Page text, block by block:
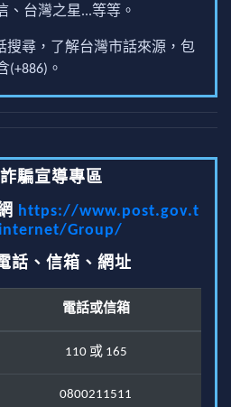
、台灣之星...等等。
搜尋，了解台灣市話來源，包
(+886)。
騙宣導專區
https://www.post.gov.t
Group/
話、信箱、網址
電話或信箱
110 或 165
0800211511